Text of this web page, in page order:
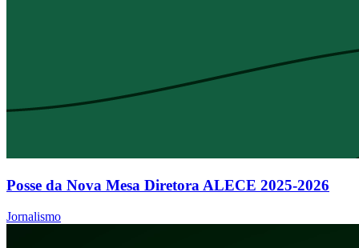
Posse da Nova Mesa Diretora ALECE 2025-2026
Jornalismo